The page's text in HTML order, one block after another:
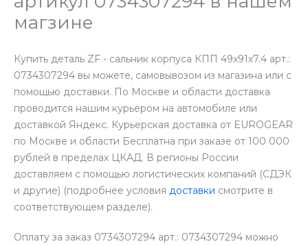
магзине
Купить деталь ZF - сальник корпуса КПП 49х91х7.4 арт.:
0734307294 вы можете, самовывозом из магазина или с
помощью доставки. По Москве и области доставка
проводится нашим курьером на автомобиле или
доставкой Яндекс. Курьерская доставка от EUROGEAR
по Москве и области Бесплатна при заказе от 100 000
рублей в пределах ЦКАД. В регионы России
доставляем с помощью логистических компаний (СДЭК
и другие) (подробнее условия доставки смотрите в
соответствующем разделе).
Оплату за заказ 0734307294 арт.: 0734307294 можно